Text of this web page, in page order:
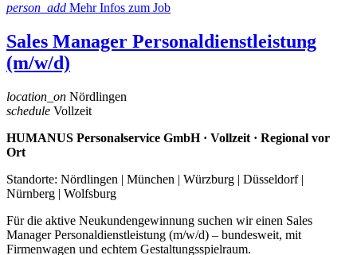
person_add Mehr Infos zum Job
Sales Manager Personaldienstleistung
(m/w/d)
location_on Nördlingen
schedule Vollzeit
HUMANUS Personalservice GmbH · Vollzeit · Regional vor
Ort
Standorte: Nördlingen | München | Würzburg | Düsseldorf |
Nürnberg | Wolfsburg
Für die aktive Neukundengewinnung suchen wir einen Sales
Manager Personaldienstleistung (m/w/d) – bundesweit, mit
Firmenwagen und echtem Gestaltungsspielraum.